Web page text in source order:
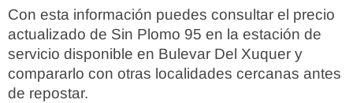
Con esta información puedes consultar el precio
actualizado de Sin Plomo 95 en la estación de
servicio disponible en Bulevar Del Xuquer y
compararlo con otras localidades cercanas antes
de repostar.